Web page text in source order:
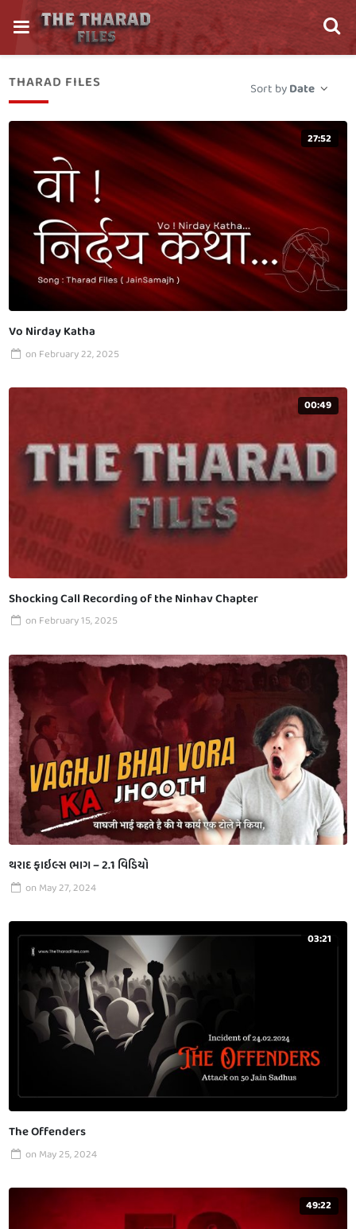
THARAD FILES Sort byDate
27:52
Vo Nirday Katha
on February 22, 2025
00:49
Shocking Call Recording of the Ninhav Chapter
on February 15, 2025
થરાદ ફાઇલ્સ ભાગ – 2.1 વિડિયો
on May 27, 2024
03:21
The Offenders
on May 25, 2024
49:22